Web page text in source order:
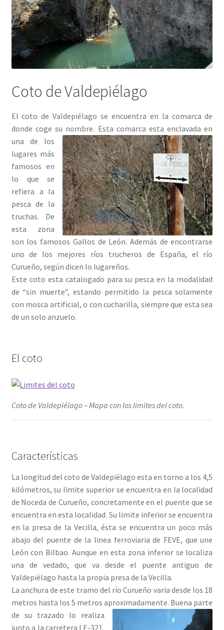
Coto de Valdepiélago
El coto de Valdepiélago se encuentra en la comarca de
donde coge su nombre. Esta comarca esta enclavadaen
una de los
lugares más
famosos en
lo que se
refiera a la
pesca de la
truchas. De
esta zona
son los famosos Gallos de León. Además de encontrarse
uno de los mejores ríos trucheros de España, el río
Curueño, según dicen lo lugareños.
Este coto esta catalogado para su pesca en la modalidad
de “sin muerte”, estando permitido la pesca solamente
con mosca artificial, o con cucharilla, siempre que esta sea
de un solo anzuelo.
El coto
Coto de Valdepiélago – Mapa con los limites del coto.
Características
La longitud del coto de Valdepiélago esta en torno a los 4,5
kilómetros, su limite superior se encuentra en la localidad
de Noceda de Curueño, concretamente en el puente que se
encuentra en esta localidad. Su limite inferior se encuentra
en la presa de la Vecilla, ésta se encuentra un poco más
abajo del puente de la linea ferroviaria de FEVE, que une
León con Bilbao. Aunque en esta zona inferior se localiza
una de vedado, que va desde el puente antiguo de
Valdepiélago hasta la propia presa de la Vecilla.
La anchura de este tramo del río Curueño varia desde los 18
metros hasta los 5 metros aproximadamente. Buena parte
de su trazado lo realiza
junto a la carretera LE-321,